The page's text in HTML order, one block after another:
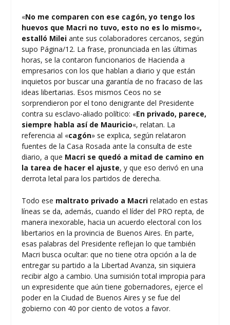
«No me comparen con ese cagón, yo tengo los
huevos que Macri no tuvo, esto no es lo mismo«,
estalló Milei ante sus colaboradores cercanos, según
supo Página/12. La frase, pronunciada en las últimas
horas, se la contaron funcionarios de Hacienda a
empresarios con los que hablan a diario y que están
inquietos por buscar una garantía de no fracaso de las
ideas libertarias. Esos mismos Ceos no se
sorprendieron por el tono denigrante del Presidente
contra su esclavo-aliado político: «En privado, parece,
siempre habla así de Mauricio«, relatan. La
referencia al «cagón» se explica, según relataron
fuentes de la Casa Rosada ante la consulta de este
diario, a que Macri se quedó a mitad de camino en
la tarea de hacer el ajuste, y que eso derivó en una
derrota letal para los partidos de derecha.
Todo ese maltrato privado a Macri relatado en estas
líneas se da, además, cuando el líder del PRO repta, de
manera inexorable, hacia un acuerdo electoral con los
libertarios en la provincia de Buenos Aires. En parte,
esas palabras del Presidente reflejan lo que también
Macri busca ocultar: que no tiene otra opción a la de
entregar su partido a la Libertad Avanza, sin siquiera
recibir algo a cambio. Una sumisión total impropia para
un expresidente que aún tiene gobernadores, ejerce el
poder en la Ciudad de Buenos Aires y se fue del
gobierno con 40 por ciento de votos a favor.